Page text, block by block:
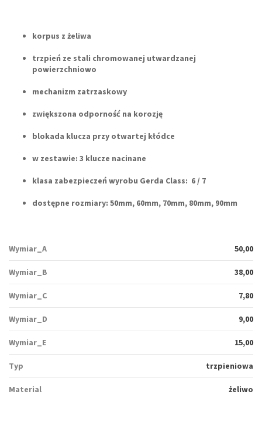
korpus z żeliwa
trzpień ze stali chromowanej utwardzanej
powierzchniowo
mechanizm zatrzaskowy
zwiększona odporność na korozję
blokada klucza przy otwartej kłódce
w zestawie: 3 klucze nacinane
klasa zabezpieczeń wyrobu Gerda Class: 6 / 7
dostępne rozmiary: 50mm, 60mm, 70mm, 80mm, 90mm
Wymiar_A 50,00
Wymiar_B 38,00
Wymiar_C 7,80
Wymiar_D 9,00
Wymiar_E 15,00
Typ trzpieniowa
Material żeliwo